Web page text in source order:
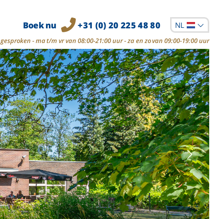
Boek nu +31 (0) 20 225 48 80 NL
- ma t/m vr van 08:00-21:00 uur - za en zo van 09:00-19:00 uur